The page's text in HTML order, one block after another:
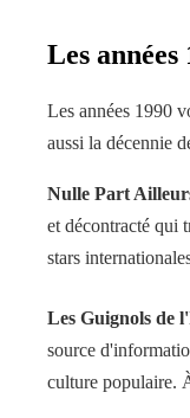
Les
Les années 1990
aussi la décennie
Nulle Part
et décontracté qui
stars
Les Guignols de
source
culture populaire.